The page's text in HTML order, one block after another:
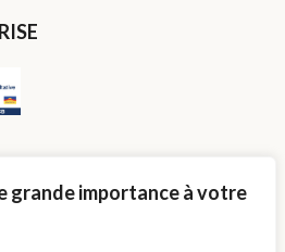
grande importance à votre